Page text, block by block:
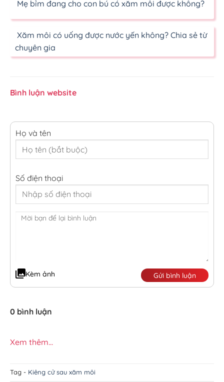
Mẹ bỉm đang cho con bú có xăm môi được không?
Xăm môi có uống được nước yến không? Chia sẻ từ
chuyên gia
Bình luận website
Họ và tên
Số điện thoại
Kèm ảnh Gửi bình luận
0 bình luận
Xem thêm...
Tag - Kiêng cử sau xăm môi